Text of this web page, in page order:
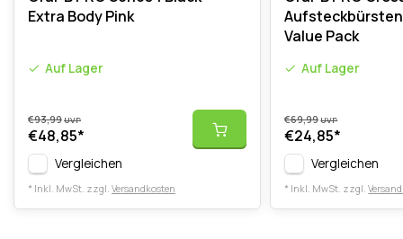
Extra Body Pink
Auf Lager
€93,99UVP
€48,85*
Vergleichen
* Inkl. MwSt. zzgl. Versandkosten
Aufsteckbürsten
Value Pack
Auf Lager
€69,99UVP
€24,85*
Vergleichen
* Inkl. MwSt. zzgl.